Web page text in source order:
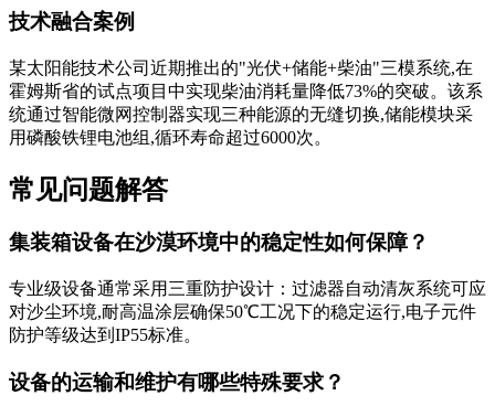
技术融合案例
某太阳能技术公司近期推出的"光伏+储能+柴油"三模系统,在
霍姆斯省的试点项目中实现柴油消耗量降低73%的突破。该系
统通过智能微网控制器实现三种能源的无缝切换,储能模块采
用磷酸铁锂电池组,循环寿命超过6000次。
常见问题解答
集装箱设备在沙漠环境中的稳定性如何保障？
专业级设备通常采用三重防护设计：过滤器自动清灰系统可应
对沙尘环境,耐高温涂层确保50℃工况下的稳定运行,电子元件
防护等级达到IP55标准。
设备的运输和维护有哪些特殊要求？